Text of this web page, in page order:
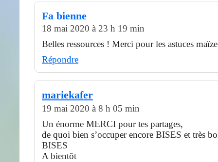
Fa bienne
18 mai 2020 à 23 h 19 min
Belles ressources ! Merci pour les astuces
Répondre
mariekafer
19 mai 2020 à 8 h 05 min
Un énorme MERCI pour tes partages,
de quoi bien s’occuper encore BISES et très
BISES
A bientôt